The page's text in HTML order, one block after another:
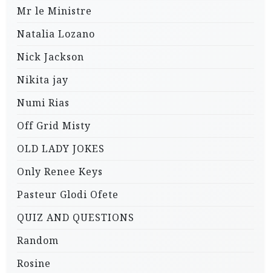
Mr le Ministre
Natalia Lozano
Nick Jackson
Nikita jay
Numi Rias
Off Grid Misty
OLD LADY JOKES
Only Renee Keys
Pasteur Glodi Ofete
QUIZ AND QUESTIONS
Random
Rosine